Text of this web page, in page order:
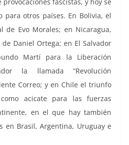
para otros países. En Bolivia, el
de Evo Morales; en Nicaragua,
Daniel Ortega; en El Salvador
Martí para la Liberación
la llamada “Revolución
Correo; y en Chile el triunfo
acicate para las fuerzas
en el que hay también
en Brasil, Argentina, Uruguay e